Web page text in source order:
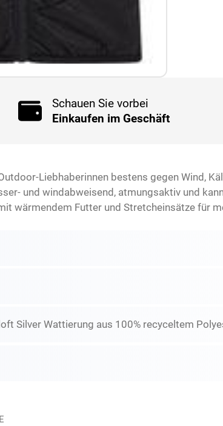
Schauen Sie vorbei
Einkaufen im Geschäft
Liebhaberinnen bestens gegen Wind,
und windabweisend, atmungsaktiv und
wärmendem Futter und Stretcheinsätze für
Silver Wattierung aus 100% recyceltem